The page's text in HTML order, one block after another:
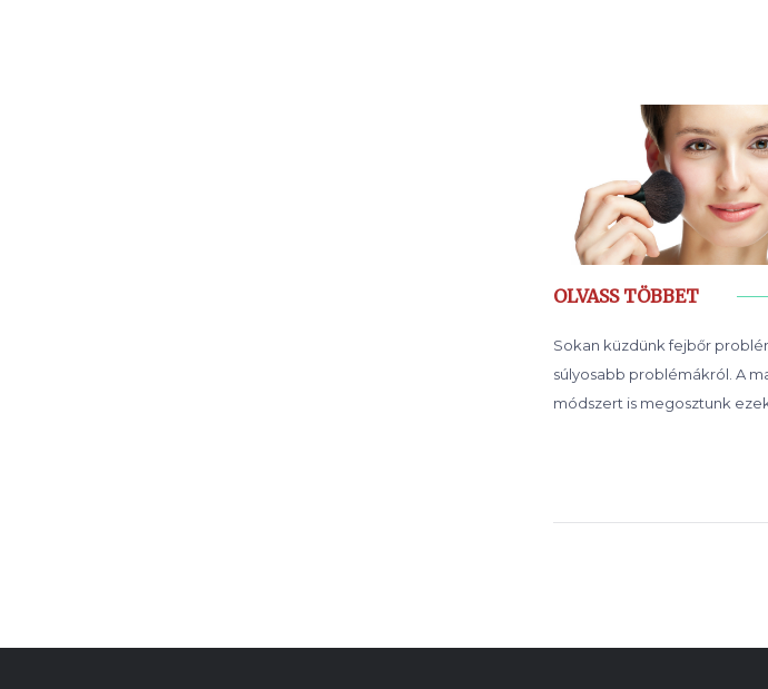
OLVASS TÖBBET
Sokan küzdünk fejbőr
súlyosabb problémákról. A
módszert is megosztunk